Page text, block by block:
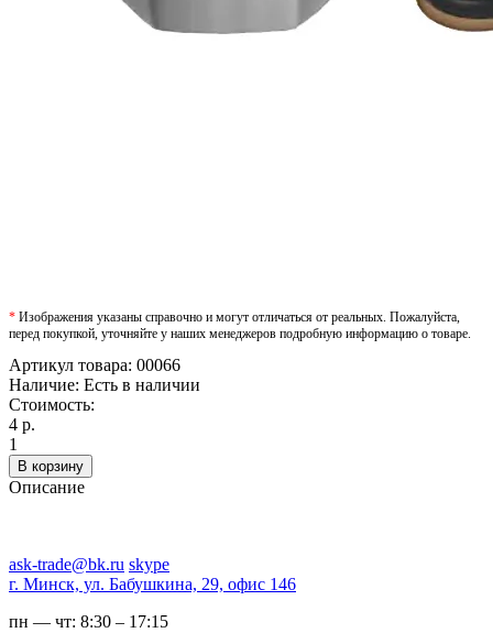
* Изображения указаны справочно и могут отличаться от реальных. Пожалуйста,
перед покупкой, уточняйте у наших менеджеров подробную информацию о товаре.
Артикул товара: 00066
Наличие: Есть в наличии
Стоимость:
4 р.
1
В корзину
Описание
ask-trade@bk.ru skype
г. Минск, ул. Бабушкина, 29, офис 146
пн — чт: 8:30 – 17:15